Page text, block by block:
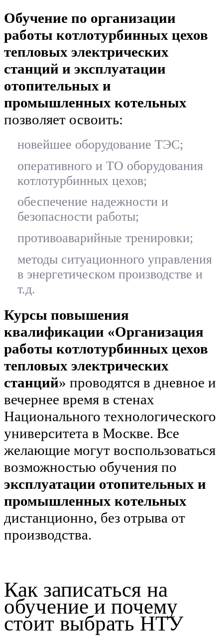
Обучение по организации
работы котлотурбинных цехов
тепловых электрических
станций и эксплуатации
отопительных и
промышленных котельных
позволяет освоить:
новейшее оборудование ТЭС;
оперативного и ТО оборудования
котлотурбинных цехов;
обеспечение надежности и
безопасности работы;
противоаварийные тренировки;
методы ситуационного управления
в энергетическом производстве и
т.д.
Курсы повышения
квалификации «Организация
работы котлотурбинных цехов
тепловых электрических
станций» проводятся в дневное и
вечернее время в стенах
Национального технологического
университета в Москве. Все
желающие могут воспользоваться
возможностью обучения по
эксплуатации отопительных и
промышленных котельных
дистанционно, без отрыва от
производства.
Как записаться на
обучение и почему
стоит выбрать НТУ